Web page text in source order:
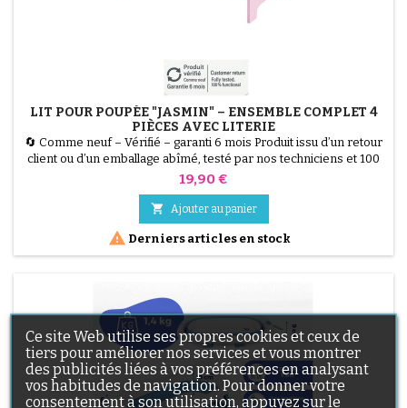
LIT POUR POUPÉE "JASMIN" – ENSEMBLE COMPLET 4
PIÈCES AVEC LITERIE
🔄 Comme neuf – Vérifié – garanti 6 mois Produit issu d’un retour
client ou d’un emballage abîmé, testé par nos techniciens et 100
% fonctionnel. Lit pour poupée "Jasmin" en bois MDF, dimensions
pour poupées de toutes tailles, favorise créativité et imagination.
Prix
19,90 €
 Ajouter au panier
 Derniers articles en stock
Ce site Web utilise ses propres cookies et ceux de
tiers pour améliorer nos services et vous montrer
des publicités liées à vos préférences en analysant
vos habitudes de navigation. Pour donner votre
consentement à son utilisation, appuyez sur le